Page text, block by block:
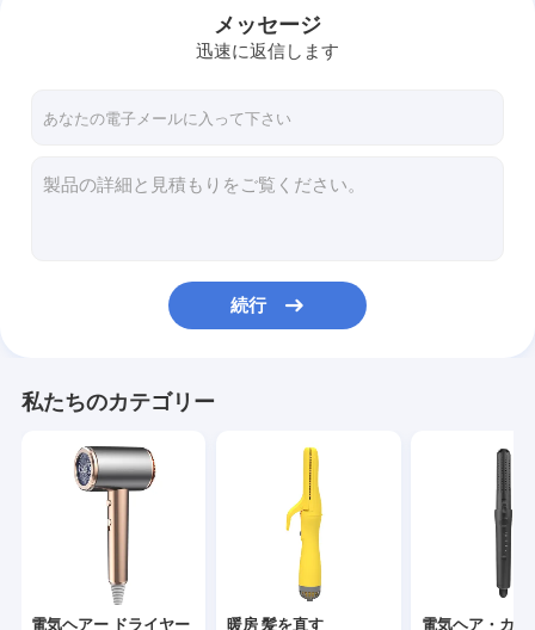
わたしたち に つい て
工場 ツアー
電気ヘアー ドライヤー
暖房 髪を直す
電気ヘア・カーラー
メッセージ
迅速に返信します
続行
私たちのカテゴリー
電気ヘアー ドライヤー 暖房 髪を直す 電気ヘア・カー